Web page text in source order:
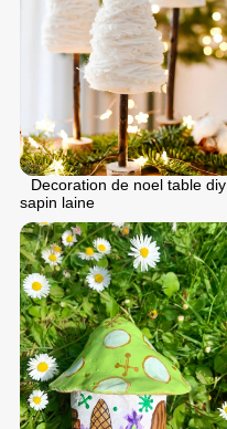
Decoration de noel table diy
sapin laine